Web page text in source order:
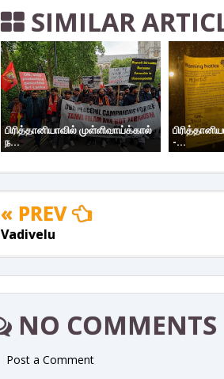
SIMILAR
பிரித்தானியாவில் முள்ளிவாய்க்கால்
ந...
-...
« PREV
Vadivelu
NO COMMENTS
Post a Comment